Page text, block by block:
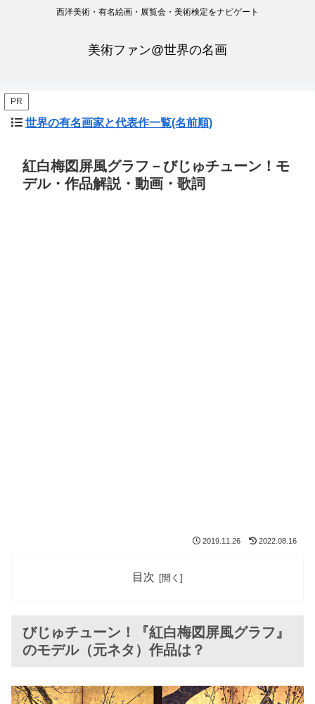
西洋美術・有名絵画・展覧会・美術検定をナビゲート
美術ファン@世界の名画
PR
世界の有名画家と代表作一覧(名前順)
紅白梅図屏風グラフ－びじゅチューン！モ
デル・作品解説・動画・歌詞
2019.11.26 2022.08.16
目次
びじゅチューン！『紅白梅図屏風グラフ』
のモデル（元ネタ）作品は？